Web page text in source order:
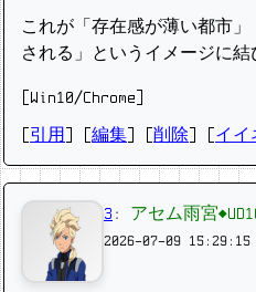
これが「存在感が薄い都市
される」というイメージに
[Win10/Chrome]
引用 編集 削除 イイ
3 : アセム雨宮
2026-07-09 15:29:15